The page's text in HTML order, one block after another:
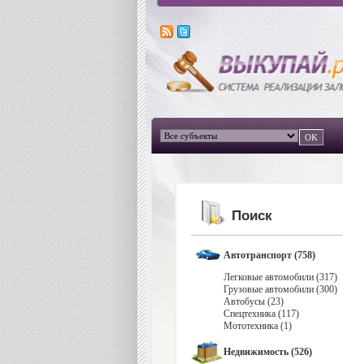
Поиск
Автотранспорт (758)
Легковые автомобили (317)
Грузовые автомобили (300)
Автобусы (23)
Спецтехника (117)
Мототехника (1)
Недвижимость (526)